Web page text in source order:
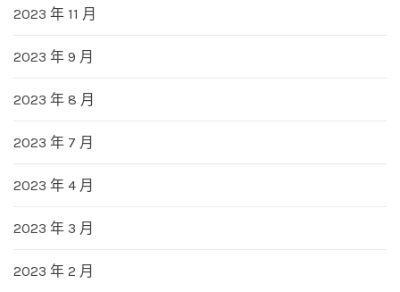
2023 年 11 月
2023 年 9 月
2023 年 8 月
2023 年 7 月
2023 年 4 月
2023 年 3 月
2023 年 2 月